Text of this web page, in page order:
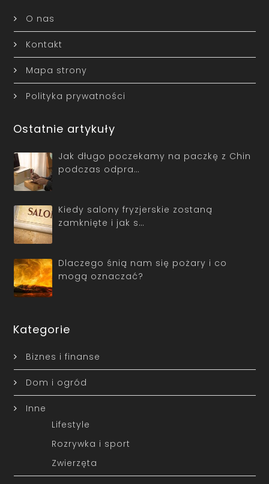
O nas
Kontakt
Mapa strony
Polityka prywatności
Ostatnie artykuły
Jak długo poczekamy na paczkę z Chin
podczas odpra…
Kiedy salony fryzjerskie zostaną
zamknięte i jak s…
Dlaczego śnią nam się pożary i co
mogą oznaczać?
Kategorie
Biznes i finanse
Dom i ogród
Inne
Lifestyle
Rozrywka i sport
Zwierzęta